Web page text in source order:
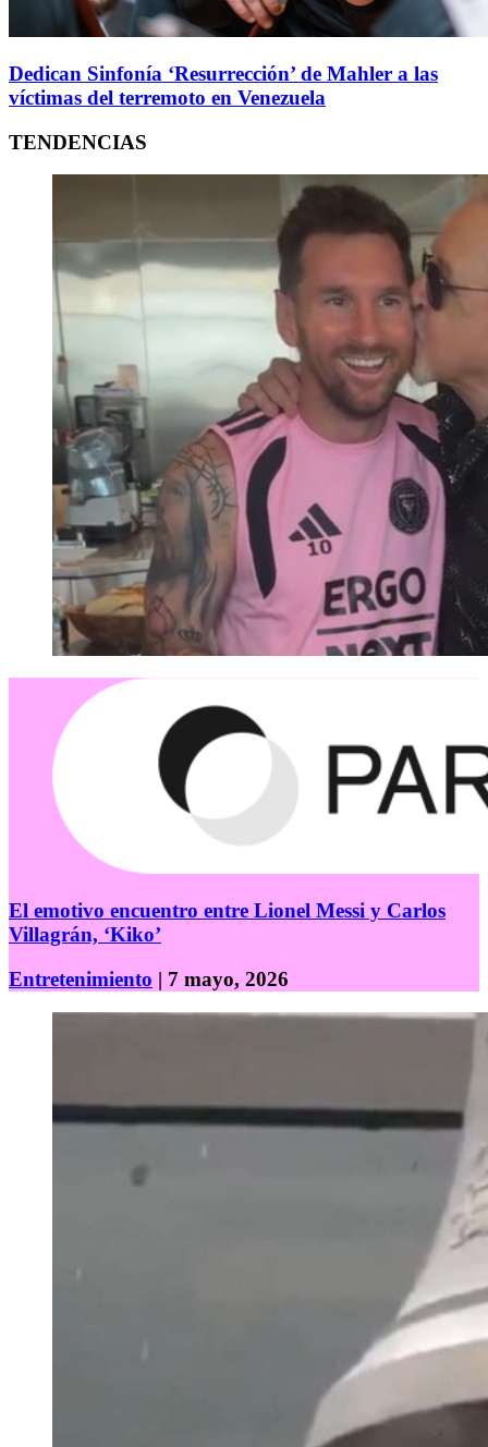
Dedican Sinfonía ‘Resurrección’ de Mahler a las
víctimas del terremoto en Venezuela
TENDENCIAS
El emotivo encuentro entre Lionel Messi y Carlos
Villagrán, ‘Kiko’
Entretenimiento | 7 mayo, 2026